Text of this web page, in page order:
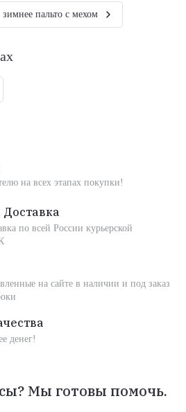
зимнее пальто с мехом
на всех этапах покупки!
Доставка
по всей России курьерской
на сайте в наличии и под заказ
денег!
Мы готовы помочь.